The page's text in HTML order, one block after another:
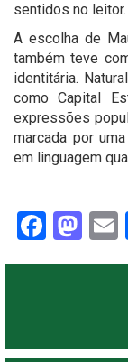
sentidos no leitor.
A escolha de
também teve
identitária.
como Capital
expressões
marcada por
em linguagem